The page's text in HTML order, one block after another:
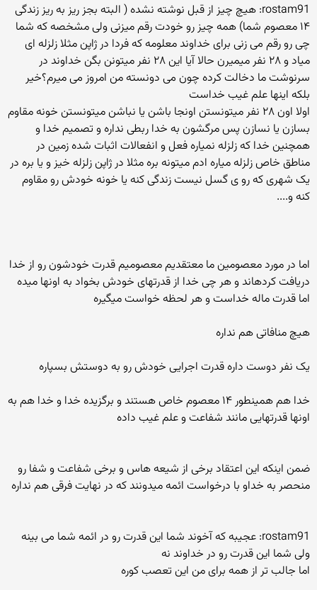
rostam91: هیچ چیز از قبل نوشته نشده ( البته بجز ریز به ریز زندگی
۱۴ معصوم شما) همه چیز رو خودت رقم میزنی ولی مشخصه که شما
چی رو رقم می زنی برای خداوند معلومه که فردا در ژاپن مثلا زلزله ای
میاد و ۲۸ نفر میمیرن حالا آیا این ۲۸ نفر میتونن بگن خداوند در
سرنوشت ما دخالت کرده چون می دونسته من امروز می میرم؟خیر
بلکه اینها علم غیب خداست
اولا اون ۲۸ نفر میتونستن اونجا باشن یا نباشن میتونستن خونه مقاوم
بسازن یا نسازن پس مرگشون به خدا ربطی نداره و تصمیم خدا و
همچنین خدا که زلزله نمیاره فعل و انفعالات اثبات شده زمین در
مناطق خاص زلزله میاره ادم میتونه بره مثلا در ژاپن زلزله خیز و یا بره در
یک شهری که رو ی گسل نیست زندگی کنه یا خونه خودش رو مقاوم
کنه و....
اما در مورد معصومین ما معتقدیم معصومیم قدرت خودشون رو از خدا
دریافت کردهاند و هر چی خدا از قدرتهای خودش بخواد به اونها میده
اما قدرت ماله خداست و هر لحظه خواست میگیره
هیچ منافاتی هم نداره
یک نفر دوست داره قدرت اجرایی خودش رو به دوستش بسپاره
خدا هم همینطور ۱۴ معصوم خاص هستند و برگزیده خدا و خدا هم به
اونها قدرتهایی مانند شفاعت و علم غیب داده
ضمن اینکه این اعتقاد برخی از شیعه هاس و برخی شفاعت و شفا رو
منحصر به خداو با درخواست ائمه میدونند که در نهایت فرقی هم نداره
rostam91: عجیبه که آخوند شما این قدرت رو در ائمه شما می بینه
ولی شما این قدرت رو در خداوند نه
اما جالب تر از همه برای من این تعصب کوره